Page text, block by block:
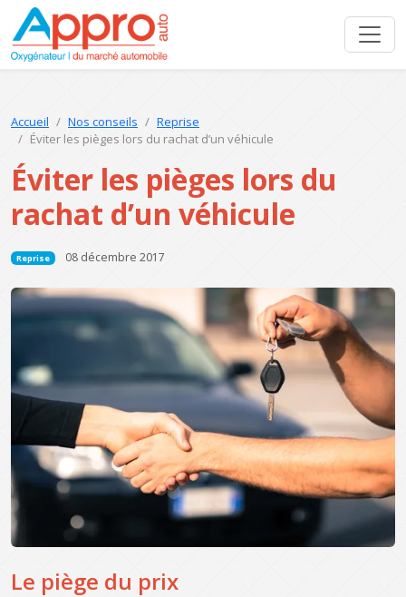
Accueil Nos conseils
Reprise
Éviter les pièges lors du rachat d’un véhicule
Éviter les pièges lors du
rachat d’un véhicule
Reprise 08 décembre 2017
Le piège du prix